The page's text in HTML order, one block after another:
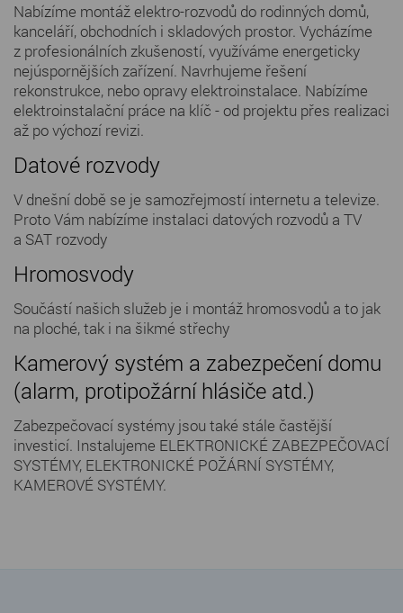
Nabízíme montáž elektro-rozvodů do rodinných domů,
kanceláří, obchodních i skladových prostor. Vycházíme
z profesionálních zkušeností, využíváme energeticky
nejúspornějších zařízení. Navrhujeme řešení
rekonstrukce, nebo opravy elektroinstalace. Nabízíme
elektroinstalační práce na klíč - od projektu přes realizaci
až po výchozí revizi.
Datové rozvody
V dnešní době se je samozřejmostí internetu a televize.
Proto Vám nabízíme instalaci datových rozvodů a TV
a SAT rozvody
Hromosvody
Součástí našich služeb je i montáž hromosvodů a to jak
na ploché, tak i na šikmé střechy
Kamerový systém a zabezpečení domu
(alarm, protipožární hlásiče atd.)
Zabezpečovací systémy jsou také stále častější
investicí. Instalujeme ELEKTRONICKÉ ZABEZPEČOVACÍ
SYSTÉMY, ELEKTRONICKÉ POŽÁRNÍ SYSTÉMY,
KAMEROVÉ SYSTÉMY.